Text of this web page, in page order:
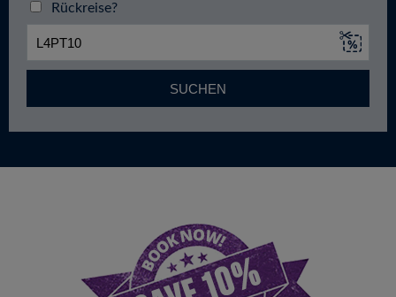
Rückreise?
SUCHEN